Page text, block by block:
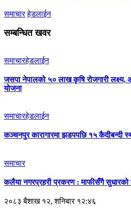
समाचार हेडलाईन
सम्बन्धित खवर
समाचारहेडलाईन
जसपा नेपालको ५० लाख कृषि रोजगारी लक्ष्य,
योजना
समाचारहेडलाईन
कञ्चनपुर कारागारमा झडपपछि १५ कैदीबन्दी
समाचार
कलैया नगरप्रहरी प्रकरण : माफीसँगै सुधारको
२०८३ बैशाख १२, शनिबार १२:४६